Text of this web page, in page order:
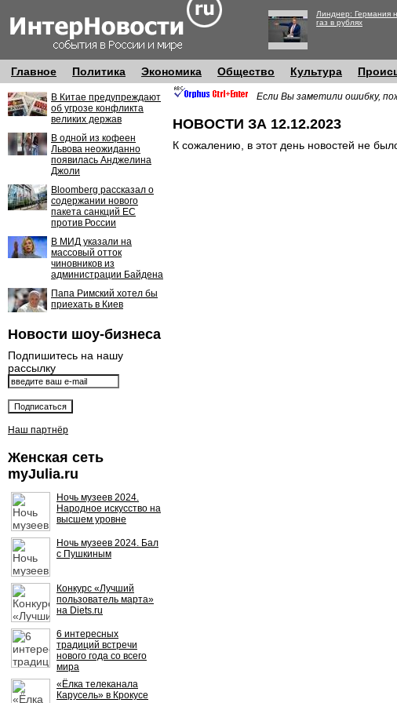
Линднер: Германия
газ в рублях
Главное Политика Экономика Общество Культура
В Китае предупреждают
об угрозе конфликта
великих держав
В одной из кофеен
Львова неожиданно
появилась Анджелина
Джоли
Bloomberg рассказал о
содержании нового
пакета санкций ЕС
против России
В МИД указали на
массовый отток
чиновников из
администрации Байдена
Папа Римский хотел бы
приехать в Киев
Новости шоу-бизнеса
Подпишитесь на нашу
рассылку
Наш партнёр
Женская сеть
myJulia.ru
Ночь музеев 2024.
Народное искусство на
высшем уровне
Ночь музеев 2024. Бал
с Пушкиным
Конкурс «Лучший
пользователь марта»
на Diets.ru
6 интересных
традиций встречи
нового года со всего
мира
«Ёлка телеканала
Карусель» в Крокусе
Если Вы заметили ошибку,
НОВОСТИ ЗА 12.12.2023
К сожалению, в этот день новостей не